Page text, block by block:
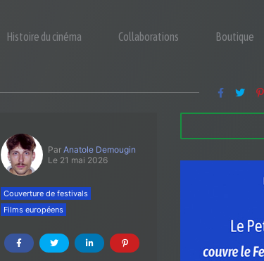
Histoire du cinéma Collaborations Boutique
Par Anatole Demougin
Le 21 mai 2026
Couverture de festivals
Films européens